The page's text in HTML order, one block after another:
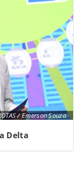
/ Emerson Souza
Delta